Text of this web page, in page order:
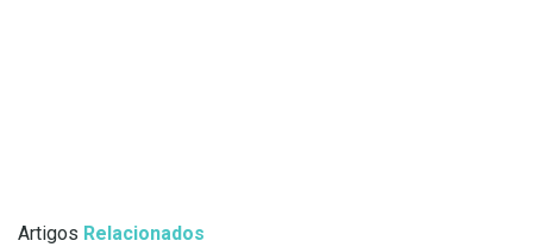
Artigos Relacionados